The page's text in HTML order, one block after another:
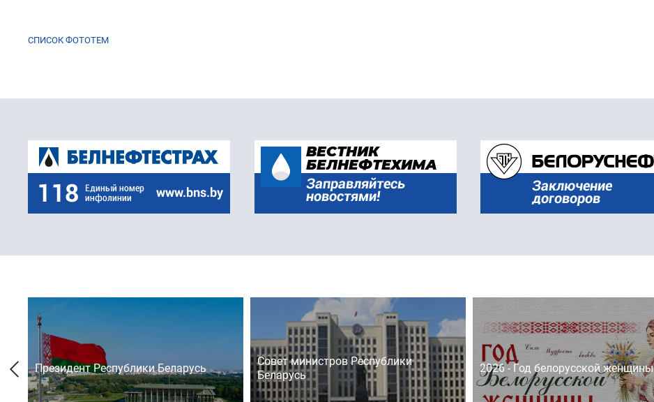
СПИСОК ФОТОТЕМ
Президент Республики Беларусь
Совет министров Республики
Беларусь
2026 - Год белорусской женщины